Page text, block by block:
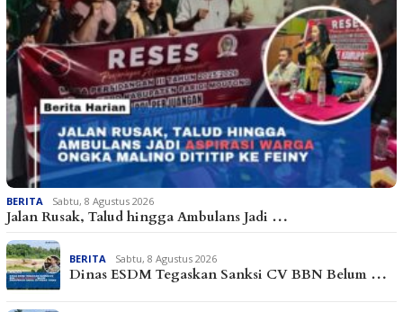
BERITA Sabtu, 8 Agustus 2026
Jalan Rusak, Talud hingga Ambulans Jadi …
BERITA Sabtu, 8 Agustus 2026
Dinas ESDM Tegaskan Sanksi CV BBN Belum …